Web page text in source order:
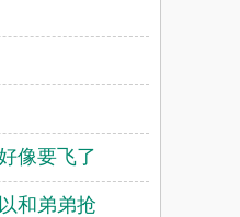
像要飞了
和弟弟抢